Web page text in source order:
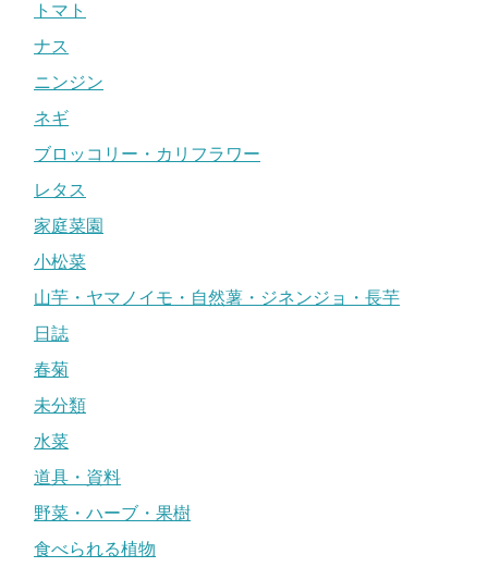
トマト
ナス
ニンジン
ネギ
ブロッコリー・カリフラワー
レタス
家庭菜園
小松菜
山芋・ヤマノイモ・自然薯・ジネンジョ・長芋
日誌
春菊
未分類
水菜
道具・資料
野菜・ハーブ・果樹
食べられる植物